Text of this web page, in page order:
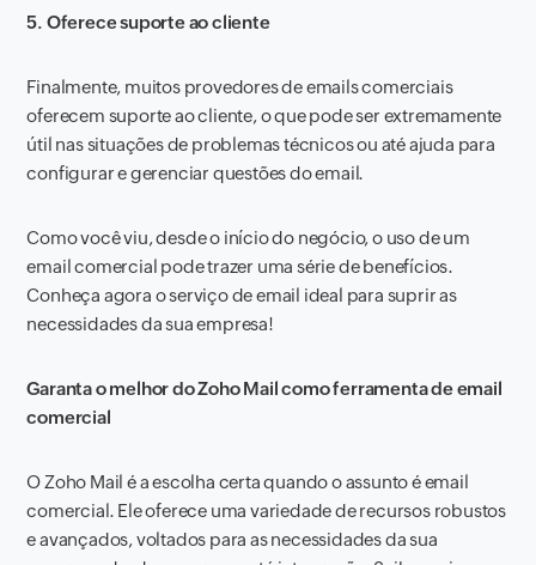
5. Oferece suporte ao cliente
Finalmente, muitos provedores de emails comerciais
oferecem suporte ao cliente, o que pode ser extremamente
útil nas situações de problemas técnicos ou até ajuda para
configurar e gerenciar questões do email.
Como você viu, desde o início do negócio, o uso de um
email comercial pode trazer uma série de benefícios.
Conheça agora o serviço de email ideal para suprir as
necessidades da sua empresa!
Garanta o melhor do Zoho Mail como ferramenta de email
comercial
O Zoho Mail é a escolha certa quando o assunto é email
comercial. Ele oferece uma variedade de recursos robustos
e avançados, voltados para as necessidades da sua